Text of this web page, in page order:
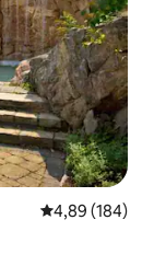
4,89 de uma
4,89 (184)